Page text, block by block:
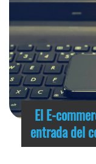
El E-
entrada del